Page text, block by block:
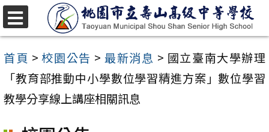
跳
至
主
內
首頁 >校園公告 >最新消息 > 國立臺南大學辦理
「教育部推動中小學數位學習精進方案」數位學習
教學分享線上講座相關訊息
選
單